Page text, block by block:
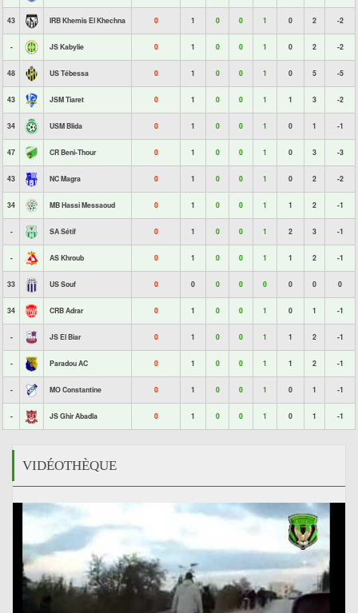
43 IRB Khemis El Khechna 0 1 0 0 1 0 2 -2
- JS Kabylie 0 1 0 0 1 0 2 -2
48 US Tébessa 0 1 0 0 1 0 5 -5
43 JSM Tiaret 0 1 0 0 1 1 3 -2
34 USM Blida 0 1 0 0 1 0 1 -1
47 CR Beni-Thour 0 1 0 0 1 0 3 -3
43 NC Magra 0 1 0 0 1 0 2 -2
34 MB Hassi Messaoud 0 1 0 0 1 1 2 -1
- SA Sétif 0 1 0 0 1 2 3 -1
- AS Khroub 0 1 0 0 1 1 2 -1
33 US Souf 0 0 0 0 0 0 0 0
34 CRB Adrar 0 1 0 0 1 0 1 -1
- JS El Biar 0 1 0 0 1 1 2 -1
- Paradou AC 0 1 0 0 1 1 2 -1
- MO Constantine 0 1 0 0 1 0 1 -1
- JS Ghir Abadla 0 1 0 0 1 0 1 -1
VIDÉOTHÈQUE